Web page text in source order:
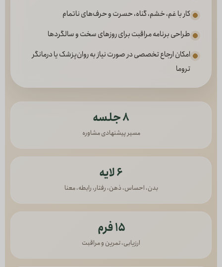
کار با غم، خشم، گناه، حسرت و حرف‌های ناتمام
طراحی برنامه مراقبت برای روزهای سخت و سالگردها
امکان ارجاع تخصصی در صورت نیاز به روان‌پزشک یا درمانگر
تروما
۸ جلسه
مسیر پیشنهادی مشاوره
۶ لایه
بدن، احساس، ذهن، رفتار، رابطه، معنا
۱۵ فرم
ارزیابی، تمرین و مراقبت